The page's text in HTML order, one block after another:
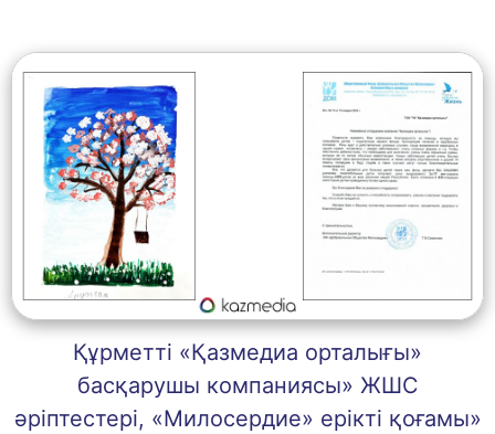
Құрметті «Қазмедиа орталығы»
басқарушы компаниясы» ЖШС
әріптестері, «Милосердие» ерікті қоғамы»